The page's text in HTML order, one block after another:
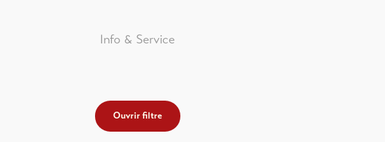
Info & Service
Ouvrir filtre